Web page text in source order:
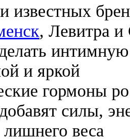
известных
, Левитра
и яркой
гормоны
силы,
веса